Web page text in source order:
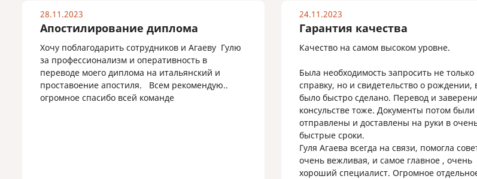
28.11.2023
Апостилирование диплома
Хочу поблагодарить сотрудников и Агаеву Гулю
за профессионализм и оперативность в
переводе моего диплома на итальянский и
проставоение апостиля. Всем рекомендую..
огромное спасибо всей команде
24.11.2023
Гарантия качества
Качество на самом высоком уровне.
Была необходимость запросить не только
справку, но и свидетельство о рождении,
было быстро сделано. Перевод и
консульстве тоже. Документы потом были
отправлены и доставлены на руки в
быстрые сроки.
Гуля Агаева всегда на связи, помогла
очень вежливая, и самое главное , очень
хороший специалист. Огромное